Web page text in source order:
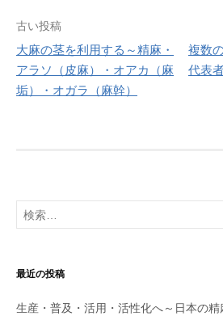
o
k
投
稿
ナ
シ
ョ
ン
古い投稿
大麻の茎を利用する～精麻・
アラソ（皮麻）・オアカ（麻
垢）・オガラ（麻幹）
複数
代表
検
索:
最近の投稿
生産・普及・活用・活性化へ～日本の精